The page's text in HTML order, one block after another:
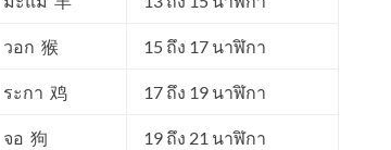
วอก 猴 15 ถึง 17 นาฬิกา
ระกา 鸡 17 ถึง 19 นาฬิกา
จอ 狗 19 ถึง 21 นาฬิกา